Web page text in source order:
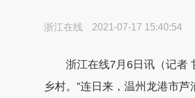
浙江在线 2021-07-17 15:40:54
浙江在线7月6日讯（记者
乡村。”连日来，温州龙港市